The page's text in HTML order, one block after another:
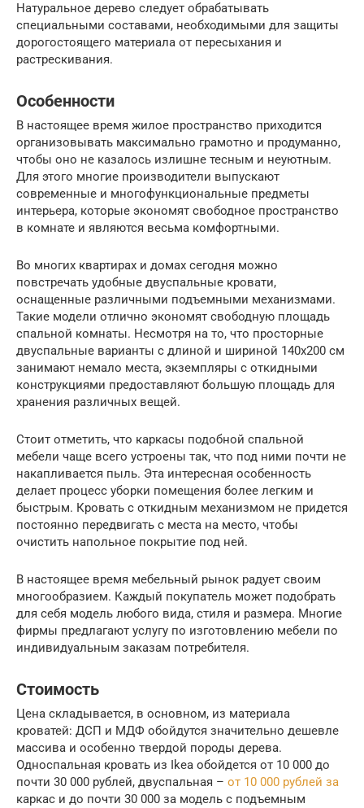
Натуральное дерево следует обрабатывать
специальными составами, необходимыми для защиты
дорогостоящего материала от пересыхания и
растрескивания.
Особенности
В настоящее время жилое пространство приходится
организовывать максимально грамотно и продуманно,
чтобы оно не казалось излишне тесным и неуютным.
Для этого многие производители выпускают
современные и многофункциональные предметы
интерьера, которые экономят свободное пространство
в комнате и являются весьма комфортными.
Во многих квартирах и домах сегодня можно
повстречать удобные двуспальные кровати,
оснащенные различными подъемными механизмами.
Такие модели отлично экономят свободную площадь
спальной комнаты. Несмотря на то, что просторные
двуспальные варианты с длиной и шириной 140х200 см
занимают немало места, экземпляры с откидными
конструкциями предоставляют большую площадь для
хранения различных вещей.
Стоит отметить, что каркасы подобной спальной
мебели чаще всего устроены так, что под ними почти не
накапливается пыль. Эта интересная особенность
делает процесс уборки помещения более легким и
быстрым. Кровать с откидным механизмом не придется
постоянно передвигать с места на место, чтобы
очистить напольное покрытие под ней.
В настоящее время мебельный рынок радует своим
многообразием. Каждый покупатель может подобрать
для себя модель любого вида, стиля и размера. Многие
фирмы предлагают услугу по изготовлению мебели по
индивидуальным заказам потребителя.
Стоимость
Цена складывается, в основном, из материала
кроватей: ДСП и МДФ обойдутся значительно дешевле
массива и особенно твердой породы дерева.
Односпальная кровать из Ikea обойдется от 10 000 до
почти 30 000 рублей, двуспальная – от 10 000 рублей за
каркас и до почти 30 000 за модель с подъемным